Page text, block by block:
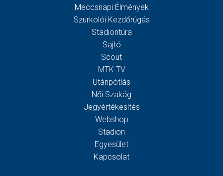
Meccsnapi Élmények
Szurkolói Kezdőrúgás
Stadiontúra
Sajtó
Scout
MTK TV
Utánpótlás
Női Szakág
Jegyértékesítés
Webshop
Stadion
Egyesület
Kapcsolat